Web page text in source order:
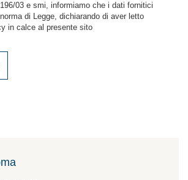
03 e smi, informiamo che i dati fornitici
di Legge, dichiarando di aver letto
in calce al presente sito